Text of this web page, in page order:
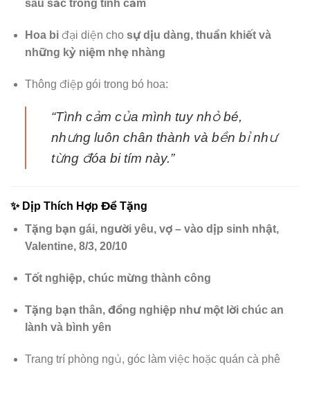
sâu sắc trong tình cảm
Hoa biđại diện cho sự dịu dàng, thuần khiết và
những kỷ niệm nhẹ nhàng
Thông điệp gói trong bó hoa:
“Tình cảm của mình tuy nhỏ bé,
nhưng luôn chân thành và bền bỉ như
từng đóa bi tím này.”
✨ Dịp Thích Hợp Để Tặng
Tặng bạn gái, người yêu, vợ – vào dịp sinh nhật,
Valentine, 8/3, 20/10
Tốt nghiệp, chúc mừng thành công
Tặng bạn thân, đồng nghiệp như một lời chúc an
lành và bình yên
Trang trí phòng ngủ, góc làm việc hoặc quán cà phê